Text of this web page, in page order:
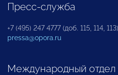
Пресс-служба
+7 (495) 247 4777 (доб. 115, 114, 113)
pressa@opora.ru
Международный